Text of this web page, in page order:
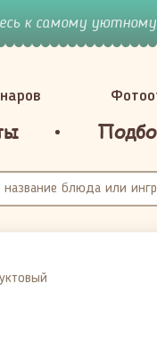
к самому